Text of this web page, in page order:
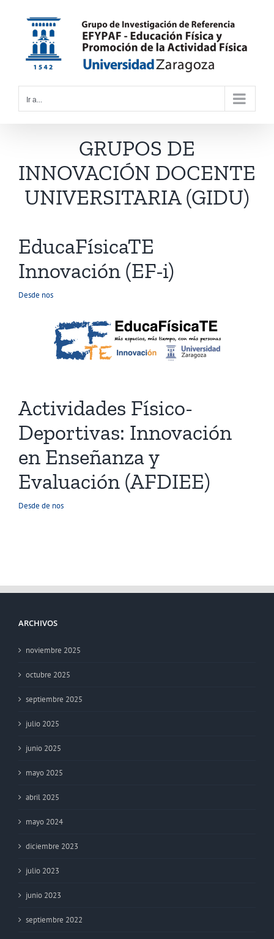
contenido
Ir a...
GRUPOS DE
INNOVACIÓN DOCENTE
UNIVERSITARIA (GIDU)
EducaFísicaTE
Innovación (EF-i)
Desde nos
Actividades Físico-
Deportivas: Innovación
en Enseñanza y
Evaluación (AFDIEE)
Desde de nos
ARCHIVOS
noviembre 2025
octubre 2025
septiembre 2025
julio 2025
junio 2025
mayo 2025
abril 2025
mayo 2024
diciembre 2023
julio 2023
junio 2023
septiembre 2022